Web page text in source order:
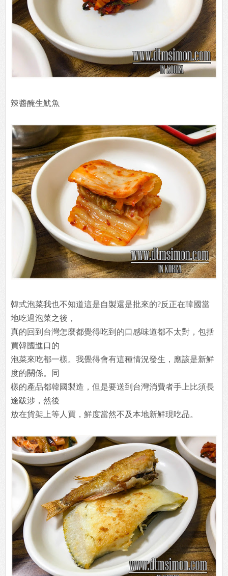
辣醬醃生魷魚
韓式泡菜我也不知道這是自製還是批來的?反正在韓國當
地吃過泡菜之後，
真的回到台灣怎麼都覺得吃到的口感味道都不太對，包括
買韓國進口的
泡菜來吃都一樣。我覺得會有這種情況發生，應該是新鮮
度的關係。同
樣的產品都韓國製造，但是要送到台灣消費者手上比須長
途跋涉，然後
放在貨架上等人買，鮮度當然不及本地新鮮現吃品。